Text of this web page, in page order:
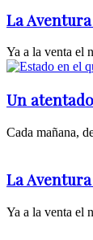
La
Ya a la venta el
Un
Cada mañana,
La
Ya a la venta el